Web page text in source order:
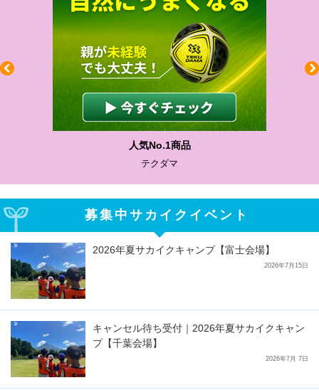
わかりやすい質問に沿って書ける
サカイクサッカーノート
募集中サカイクイベント
2026年夏サカイクキャンプ【富士会場】
2026年7月15日
キャンセル待ち受付｜2026年夏サカイクキャン
プ【千葉会場】
2026年7月 7日